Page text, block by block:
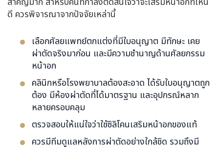
ดี ควรพิจารณาจากปัจจัยเหล่านี้
เลือกศัลยแพทย์ตกแต่งที่มีใบอนุญาต มีทักษะ เคย
ผ่าตัดจริงมาก่อน และมีความชำนาญด้านศัลยกรรม
หน้าอก
คลินิกหรือโรงพยาบาลต้องสะอาด ได้รับใบอนุญาตถูก
ต้อง มีห้องผ่าตัดที่ได้มาตรฐาน และอุปกรณ์หลาก
หลายครอบคลุม
ตรวจสอบให้แน่ใจว่าใช้ซิลิโคนเสริมหน้าอกของแท้
ควรมีทีมดูแลหลังการผ่าตัดอย่างใกล้ชิด รวมถึงมี